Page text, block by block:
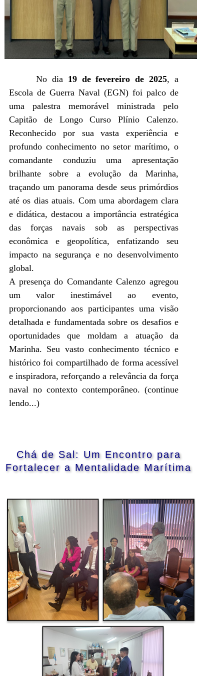
No dia 19 de fevereiro de 2025, a
Escola de Guerra Naval (EGN) foi palco de
uma palestra memorável ministrada pelo
Capitão de Longo Curso Plínio Calenzo.
Reconhecido por sua vasta experiência e
profundo conhecimento no setor marítimo, o
comandante conduziu uma apresentação
brilhante sobre a evolução da Marinha,
traçando um panorama desde seus primórdios
até os dias atuais. Com uma abordagem clara
e didática, destacou a importância estratégica
das forças navais sob as perspectivas
econômica e geopolítica, enfatizando seu
impacto na segurança e no desenvolvimento
global.
A presença do Comandante Calenzo agregou
um valor inestimável ao evento,
proporcionando aos participantes uma visão
detalhada e fundamentada sobre os desafios e
oportunidades que moldam a atuação da
Marinha. Seu vasto conhecimento técnico e
histórico foi compartilhado de forma acessível
e inspiradora, reforçando a relevância da força
naval no contexto contemporâneo. (continue
lendo...)
Chá de Sal: Um Encontro para
Fortalecer a Mentalidade Marítima